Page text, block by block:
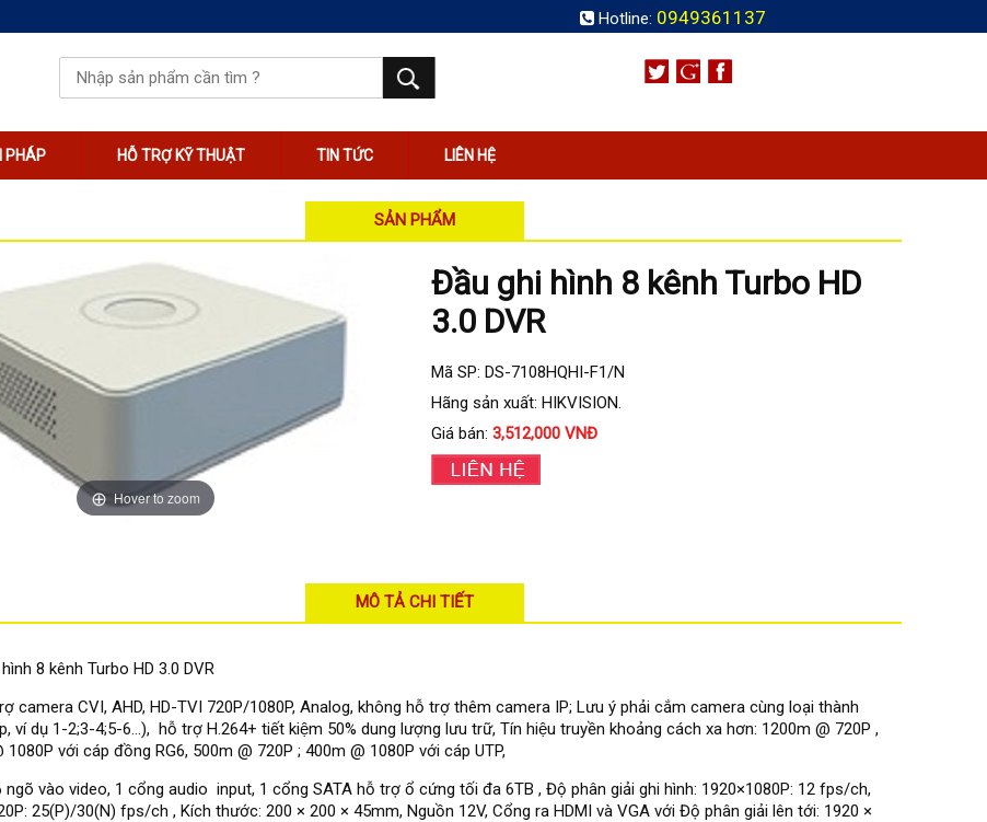
Hotline: 0949361137
PHÁP HỖ TRỢ KỸ THUẬT TIN TỨC LIÊN HỆ
SẢN PHẨM
Hover to zoom
Đầu ghi hình 8 kênh Turbo HD
3.0 DVR
Mã SP: DS-7108HQHI-F1/N
Hãng sản xuất: HIKVISION.
Giá bán: 3,512,000 VNĐ
MÔ TẢ CHI TIẾT
8 kênh Turbo HD 3.0 DVR
camera CVI, AHD, HD-TVI 720P/1080P, Analog, không hỗ trợ thêm camera IP; Lưu ý phải cắm camera cùng loại thành
ví dụ 1-2;3-4;5-6...), hỗ trợ H.264+ tiết kiệm 50% dung lượng lưu trữ, Tín hiệu truyền khoảng cách xa hơn: 1200m @ 720P ,
1080P với cáp đồng RG6, 500m @ 720P ; 400m @ 1080P với cáp UTP,
vào video, 1 cổng audio input, 1 cổng SATA hỗ trợ ổ cứng tối đa 6TB , Độ phân giải ghi hình: 1920×1080P: 12 fps/ch,
25(P)/30(N) fps/ch , Kích thước: 200 × 200 × 45mm, Nguồn 12V, Cổng ra HDMI và VGA với Độ phân giải lên tới: 1920 ×